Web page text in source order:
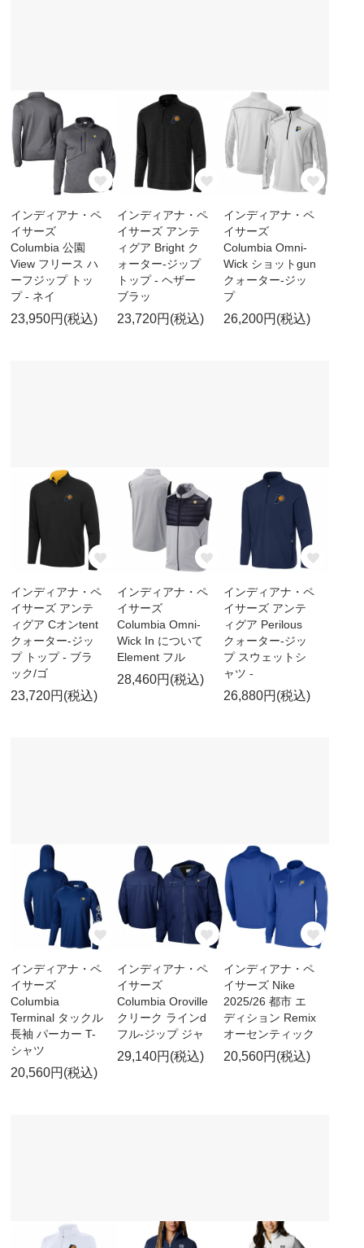
インディアナ・ペ
イサーズ
Columbia 公園
View フリース ハ
ーフジップ トッ
プ - ネイ
23,950円(税込)
インディアナ・ペ
イサーズ アンテ
ィグア Bright ク
ォーター-ジップ
トップ - ヘザー
ブラッ
23,720円(税込)
インディアナ・ペ
イサーズ
Columbia Omni-
Wick ショットgun
クォーター-ジッ
プ
26,200円(税込)
インディアナ・ペ
イサーズ アンテ
ィグア Cオンtent
クォーター-ジッ
プ トップ - ブラ
ック/ゴ
23,720円(税込)
インディアナ・ペ
イサーズ
Columbia Omni-
Wick In について
Element フル
28,460円(税込)
インディアナ・ペ
イサーズ アンテ
ィグア Perilous
クォーター-ジッ
プ スウェットシ
ャツ -
26,880円(税込)
インディアナ・ペ
イサーズ
Columbia
Terminal タックル
長袖 パーカー T-
シャツ
20,560円(税込)
インディアナ・ペ
イサーズ
Columbia Oroville
クリーク ラインd
フル-ジップ ジャ
29,140円(税込)
インディアナ・ペ
イサーズ Nike
2025/26 都市 エ
ディション Remix
オーセンティック
20,560円(税込)